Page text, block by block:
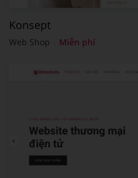
Konsept
Web Shop Miễn phí